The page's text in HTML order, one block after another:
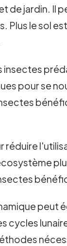
jardin. Il
le sol
pour se
cycles